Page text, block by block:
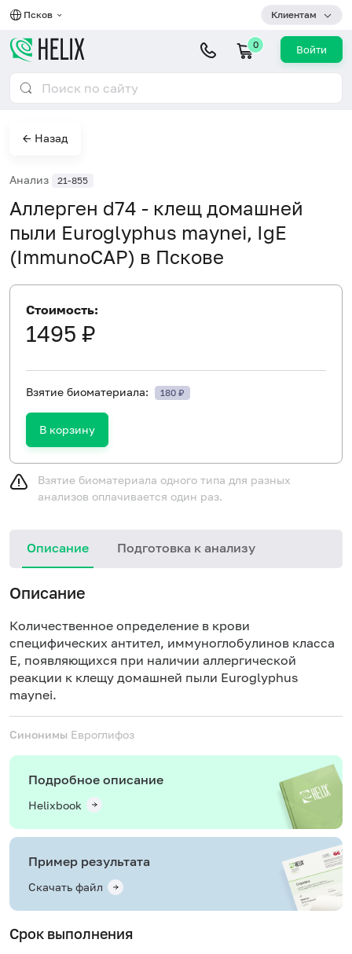
Псков Клиентам
0 Войти
← Назад
Анализ 21-855
Аллерген d74 - клещ домашней
пыли Euroglyphus maynei, IgE
(ImmunoCAP) в Пскове
Стоимость:
1495 ₽
Взятие биоматериала: 180 ₽
В корзину
Взятие биоматериала одного типа для разных
анализов оплачивается один раз.
Описание Подготовка к анализу
Описание
Количественное определение в крови
специфических антител, иммуноглобулинов класса
E, появляющихся при наличии аллергической
реакции к клещу домашней пыли Euroglyphus
maynei.
Синонимы Евроглифоз
Подробное описание
Helixbook
Пример результата
Скачать файл
Срок выполнения